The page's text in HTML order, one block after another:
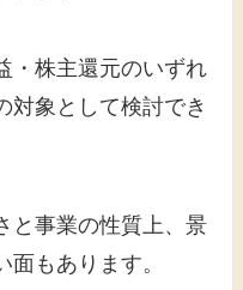
・株主還元のいずれ
対象として検討でき
と事業の性質上、景
もあります。